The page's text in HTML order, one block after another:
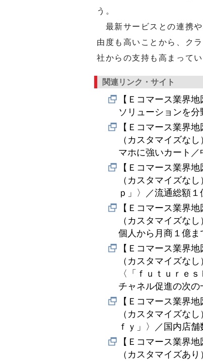
う。
最新サービスとの連携や
由度も高いことから、ク
社からの支持も高まってい
関連リンク・サイト
【Ｅコマース業界
ソリューションを分
【Ｅコマース業界
（カスタマイズな
マホに強いカート
【Ｅコマース業界
（カスタマイズな
ｐ」〉／流通総額
【Ｅコマース業界
（カスタマイズな
個人から月商１億
【Ｅコマース業界
（カスタマイズな
〈「ｆｕｔｕｒｅ
チャネル促進の次の
【Ｅコマース業界
（カスタマイズな
ｆｙ」〉／国内店
【Ｅコマース業界
（カスタマイズあ